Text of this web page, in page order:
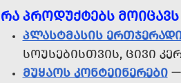
ᲠᲐ ᲞᲠᲝᲓᲣᲥᲢᲔᲑᲡ
ᲞᲚᲐᲡᲢᲛᲐᲡᲘᲡ
ᲡᲝᲣᲡᲔᲑᲘᲡᲗᲕᲘᲡ, ᲪᲘᲕᲘ
ᲛᲣᲧᲐᲝᲡ ᲙᲝᲜᲢᲔᲘᲜᲔᲠᲔᲑᲘ—